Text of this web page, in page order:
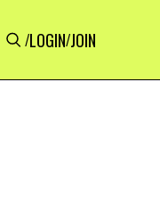
/LOGIN/JOIN